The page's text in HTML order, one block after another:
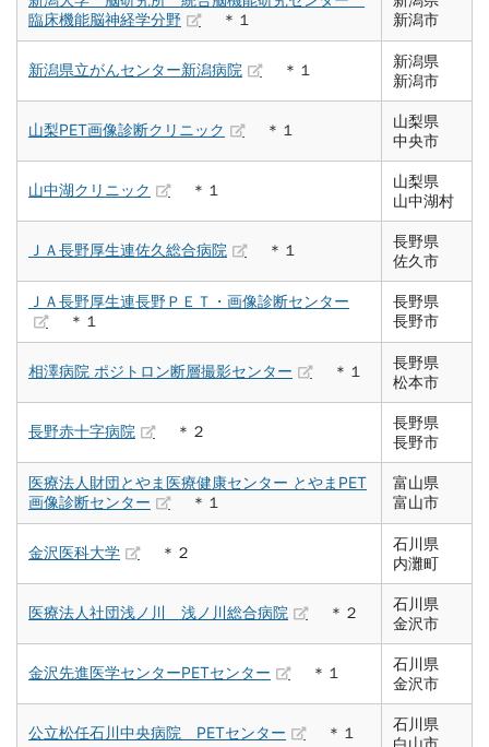
臨床機能脳神経学分野
＊１
新潟市
新潟県立がんセンター新潟病院 ＊１
新潟県
新潟市
山梨PET画像診断クリニック ＊１
山梨県
中央市
山中湖クリニック ＊１
山梨県
山中湖村
ＪＡ長野厚生連佐久総合病院 ＊１
長野県
佐久市
ＪＡ長野厚生連長野ＰＥＴ・画像診断センター
＊１
長野県
長野市
相澤病院 ポジトロン断層撮影センター ＊１
長野県
松本市
長野赤十字病院 ＊２
長野県
長野市
医療法人財団とやま医療健康センター とやまPET
画像診断センター
＊１
富山県
富山市
金沢医科大学 ＊２
石川県
内灘町
医療法人社団浅ノ川 浅ノ川総合病院 ＊２
石川県
金沢市
金沢先進医学センターPETセンター ＊１
石川県
金沢市
公立松任石川中央病院 PETセンター ＊１
石川県
白山市